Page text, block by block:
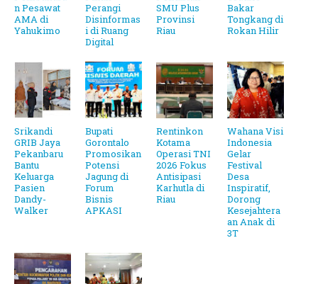
n Pesawat
AMA di
Yahukimo
Perangi
Disinformas
i di Ruang
Digital
SMU Plus
Provinsi
Riau
Bakar
Tongkang di
Rokan Hilir
Srikandi
GRIB Jaya
Pekanbaru
Bantu
Keluarga
Pasien
Dandy-
Walker
Bupati
Gorontalo
Promosikan
Potensi
Jagung di
Forum
Bisnis
APKASI
Rentinkon
Kotama
Operasi TNI
2026 Fokus
Antisipasi
Karhutla di
Riau
Wahana Visi
Indonesia
Gelar
Festival
Desa
Inspiratif,
Dorong
Kesejahtera
an Anak di
3T